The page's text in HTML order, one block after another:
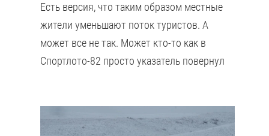
Есть версия, что таким образом местные
жители уменьшают поток туристов. А
может все не так. Может кто-то как в
Спортлото-82 просто указатель повернул